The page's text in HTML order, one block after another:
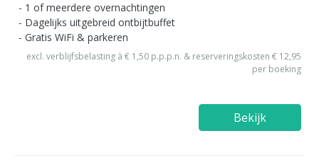
1 of meerdere overnachtingen
Dagelijks uitgebreid ontbijtbuffet
Gratis WiFi & parkeren
excl. verblijfsbelasting à € 1,50 p.p.p.n. & reserveringskosten € 12,95
per boeking
Bekijk